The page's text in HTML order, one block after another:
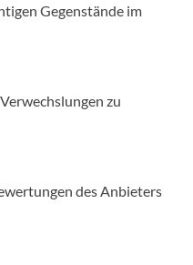
Gegenstände im
zu
des Anbieters